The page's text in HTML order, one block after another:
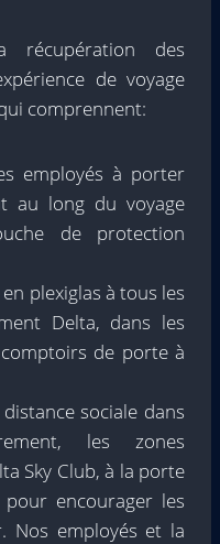
récupération des
de voyage
comprennent:
employés à porter
au long du voyage
de protection
plexiglas à tous les
Delta, dans les
de porte à
sociale dans
les zones
Sky Club, à la porte
encourager les
Nos employés et la